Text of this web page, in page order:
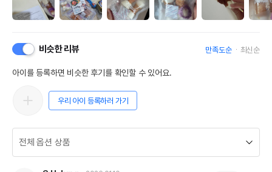
비슷한 리뷰 만족도순 최신순
아이를 등록하면 비슷한 후기를 확인할 수 있어요.
우리 아이 등록하러 가기